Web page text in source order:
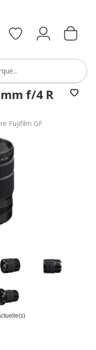
f/4 R
Fujifilm GF